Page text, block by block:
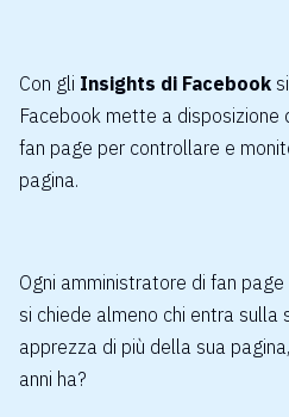
Con gli Insights di Facebook
Facebook mette a
fan page per controllare e
pagina.
Ogni amministratore di fan
si chiede almeno chi entra sulla
apprezza di più della sua
anni ha?